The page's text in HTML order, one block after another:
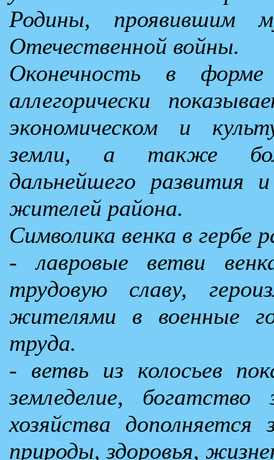
Родины, проявившим
Отечественной войны.
Оконечность в форме
аллегорически
экономическом и
земли, а также
дальнейшего развития
жителей района.
Символика венка в гербе
- лавровые ветви
трудовую славу,
жителями в военные
труда.
- ветвь из колосьев
земледелие, богатство
хозяйства
природы, здоровья,